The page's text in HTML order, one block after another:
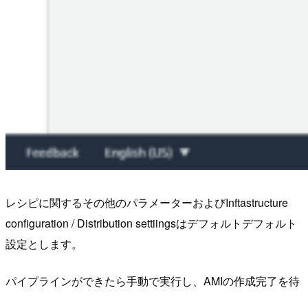
レシピに関するその他のパラメーターおよびInftastructure
configuration / Distribution settiingsはデフォルトデフォルト
設定とします。
パイプラインができたら手動で実行し、AMIの作成完了を待